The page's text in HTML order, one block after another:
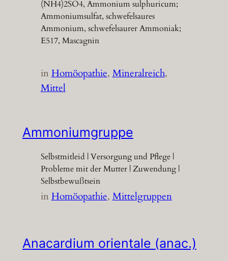
(NH4)2SO4, Ammonium sulphuricum;
Ammoniumsulfat, schwefelsaures
Ammonium, schwefelsaurer Ammoniak;
E517, Mascagnin
inHomöopathie, Mineralreich
Mittel
Ammoniumgruppe
Selbstmitleid | Versorgung und Pflege |
Probleme mit der Mutter | Zuwendung |
Selbstbewußtsein
inHomöopathie, Mittelgruppen
Anacardium orientale (anac.)